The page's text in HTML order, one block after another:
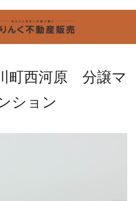
町西河原 分譲マ
ション